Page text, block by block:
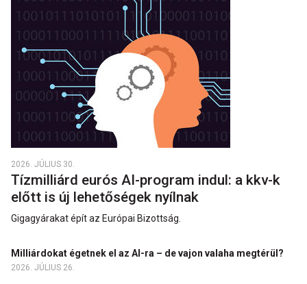
2026. JÚLIUS 30.
Tízmilliárd eurós AI-program indul: a kkv-k
előtt is új lehetőségek nyílnak
Gigagyárakat épít az Európai Bizottság.
Milliárdokat égetnek el az AI-ra – de vajon valaha megtérül?
2026. JÚLIUS 26.